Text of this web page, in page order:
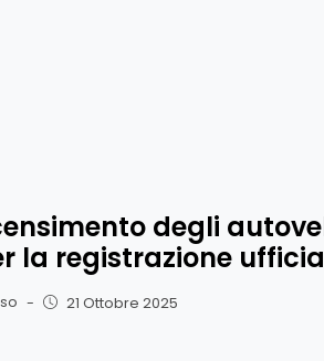
degli
la registrazione
- 21 Ottobre 2025